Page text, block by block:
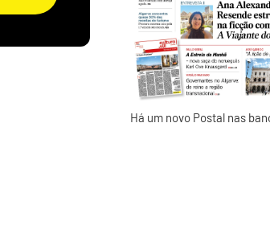
Há um novo Postal nas